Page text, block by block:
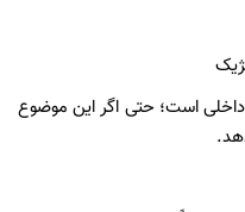
داخلی است؛ حتی اگر این موضوع